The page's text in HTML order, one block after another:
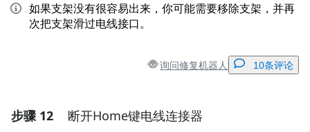
如果支架没有很容易出来，你可能需要移除支架，并再
次把支架滑过电线接口。
询问修复机器人 10条评论
添加一条评论
步骤 12 断开Home键电线连接器